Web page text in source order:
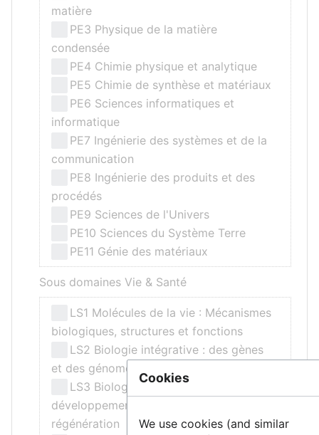
matière
PE3 Physique de la matière
condensée
PE4 Chimie physique et analytique
PE5 Chimie de synthèse et matériaux
PE6 Sciences informatiques et
informatique
PE7 Ingénierie des systèmes et de la
communication
PE8 Ingénierie des produits et des
procédés
PE9 Sciences de l'Univers
PE10 Sciences du Système Terre
PE11 Génie des matériaux
Sous domaines Vie & Santé
LS1 Molécules de la vie : Mécanismes
biologiques, structures et fonctions
LS2 Biologie intégrative : des gènes
et des génomes aux systèmes
LS3 Biologie cellulaire,
développement, cellules souches et
régénération
Cookies
We use cookies (and similar